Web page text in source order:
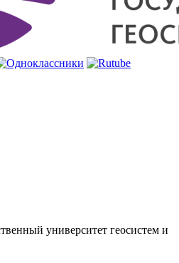
университет геосистем и